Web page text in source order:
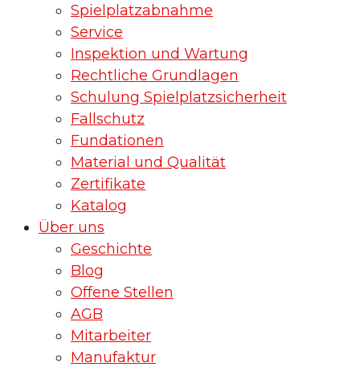
Spielplatzabnahme
Service
Inspektion und Wartung
Rechtliche Grundlagen
Schulung Spielplatzsicherheit
Fallschutz
Fundationen
Material und Qualität
Zertifikate
Katalog
Über uns
Geschichte
Blog
Offene Stellen
AGB
Mitarbeiter
Manufaktur